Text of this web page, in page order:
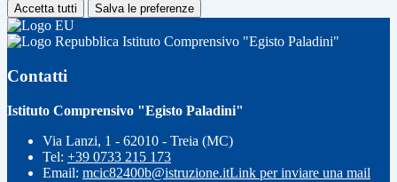
Accetta tutti Salva le preferenze
Istituto Comprensivo "Egisto Paladini"
Contatti
Istituto Comprensivo "Egisto Paladini"
Via Lanzi, 1 - 62010 - Treia (MC)
Tel: +39 0733 215 173
Email: mcic82400b@istruzione.itLink per inviare una mail